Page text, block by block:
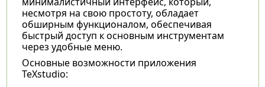
несмотря на свою простоту, обладает
обширным функционалом, обеспечивая
быстрый доступ к основным инструментам
через удобные меню.
Основные возможности приложения
TeXstudio: